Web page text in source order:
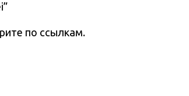
по ссылкам.